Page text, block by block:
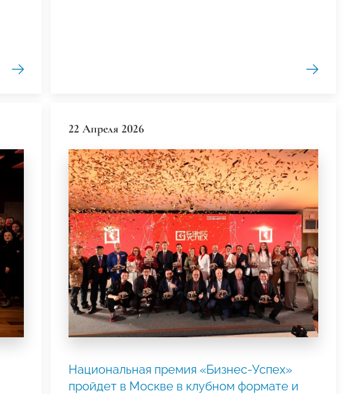
22 Апреля 2026
Национальная премия «Бизнес‑Успех»
пройдет в Москве в клубном формате и